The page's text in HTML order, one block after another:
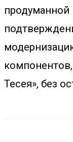
Тесея», без